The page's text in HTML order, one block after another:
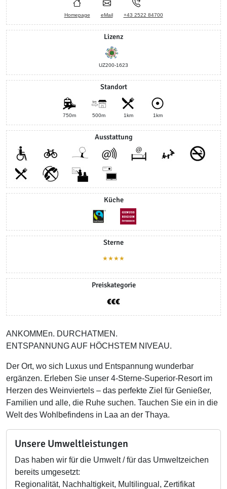
Homepage eMail +43 2522 84700
Lizenz
UZ200-1623
Standort
750m 500m 1km 1km
Ausstattung
Küche
Sterne
★★★★
Preiskategorie
ANKOMMEn. DURCHATMEN.
ENTSPANNUNG AUF HÖCHSTEM NIVEAU.
Der Ort, wo sich Luxus und Entspannung wunderbar
ergänzen. Erleben Sie unser 4-Sterne-Superior-Resort im
Herzen des Weinviertels – das perfekte Ziel für Genießer,
Familien und alle, die Ruhe suchen. Tauchen Sie ein in die
Welt des Wohlbefindens in Laa an der Thaya.
Unsere Umweltleistungen
Das haben wir für die Umwelt / für das Umweltzeichen
bereits umgesetzt:
Regionalität, Nachhaltigkeit, Multilingual, Zertifikat